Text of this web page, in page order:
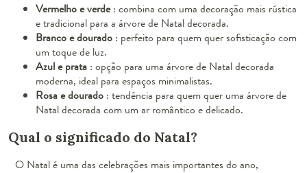
Vermelho e verde: combina com uma decoração mais rústica
e tradicional para a árvore de Natal decorada.
Branco e dourado : perfeito para quem quer sofisticação com
um toque de luz.
Azul e prata : opção para uma árvore de Natal decorada
moderna, ideal para espaços minimalistas.
Rosa e dourado : tendência para quem quer uma árvore de
Natal decorada com um ar romântico e delicado.
Qual o significado do Natal?
O Natal é uma das celebrações mais importantes do ano,